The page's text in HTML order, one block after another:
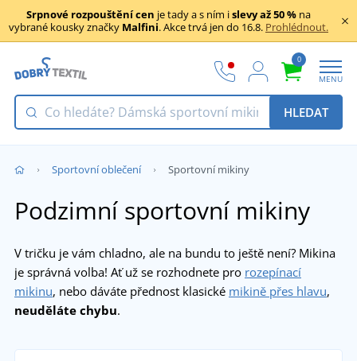
Srpnové rozpouštění cen je tady a s ním islevy až 50 % na
vybrané kousky značky Malfini. Akce trvá jen do 16.8. Prohlédnout.
0
MENU
HLEDAT
Sportovní oblečení Sportovní mikiny
Podzimní sportovní mikiny
V tričku je vám chladno, ale na bundu to ještě není? Mikina
je správná volba! Ať už se rozhodnete pro rozepínací
mikinu, nebo dáváte přednost klasické mikině přes hlavu,
neuděláte chybu.